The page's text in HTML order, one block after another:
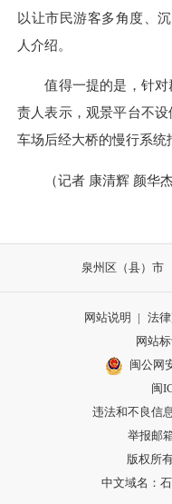
以让市民游客多角度、
人介绍。
值得一提的是，针对
责人表示，观景平台不
车场后经大桥的慢行系统
（记者 康清辉 颜华杰
泉州区（县）市
网站说明 | 法
网站
闽公网
闽
违法和不良信
举报邮
版权所
中文域名：